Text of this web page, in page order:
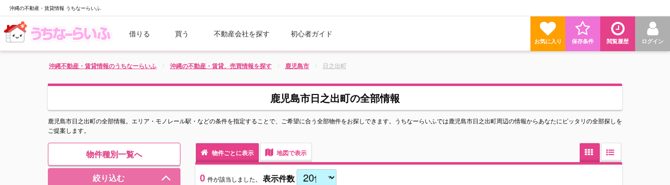
沖縄の不動産・賃貸情報 うちなーらいふ
借りる 買う 不動産会社を探す 初心者ガイド
ログイン
閲覧履歴
保存条件
お気に入り
沖縄不動産・賃貸情報のうちなーらいふ 沖縄の不動産・賃貸、売買情報を探す 鹿児島市 日之出町
鹿児島市日之出町の全部情報
鹿児島市日之出町の全部情報。エリア・モノレール駅・などの条件を指定することで、ご希望に合う全部物件をお探しできます。うちなーらいふでは鹿児島市日之出町周辺の情報からあなたにピッタリの全部探しを
ご提案します。
物件種別一覧へ
絞り込む
物件ごとに表示 地図で表示
0 件が該当しました。 表示件数